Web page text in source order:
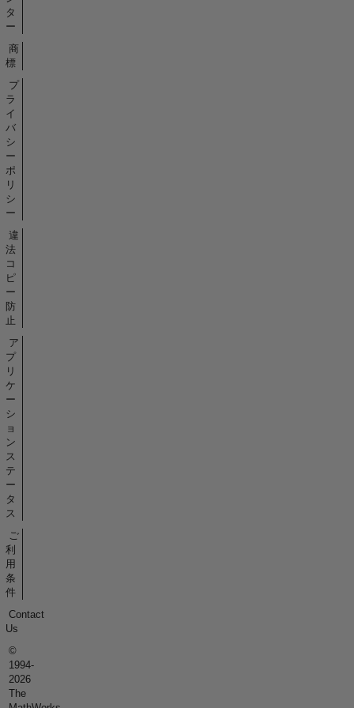
タ
ー
商
標
プ
ラ
イ
バ
シ
ー
ポ
リ
シ
ー
違
法
コ
ピ
ー
防
止
ア
プ
リ
ケ
ー
シ
ョ
ン
ス
テ
ー
タ
ス
ご
利
用
条
件
Contact
Us
©
1994-
2026
The